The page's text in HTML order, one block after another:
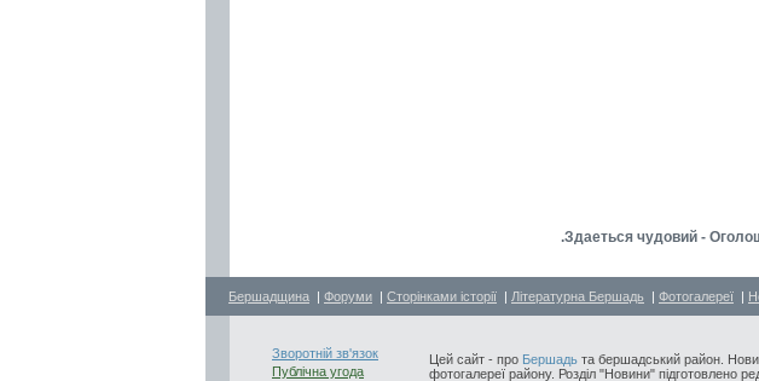
.Здаеться чудовий -
Бершадщина | Форуми | Сторінками історії | Літературна Бершадь | Фотогалереї |
Зворотній зв'язок
Публічна угода
Цей сайт - про Бершадь та бершадський район.
фотогалереї району. Розділ "Новини" підготовлено